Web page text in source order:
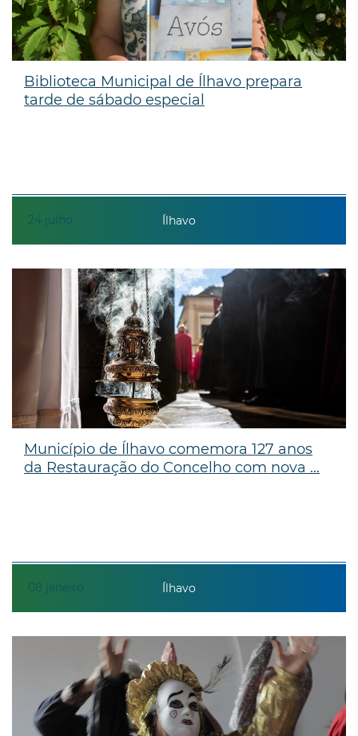
24 julho
Biblioteca Municipal de Ílhavo prepara
tarde de sábado especial
Ílhavo
08 janeiro
Município de Ílhavo comemora 127 anos
da Restauração do Concelho com nova ...
Ílhavo